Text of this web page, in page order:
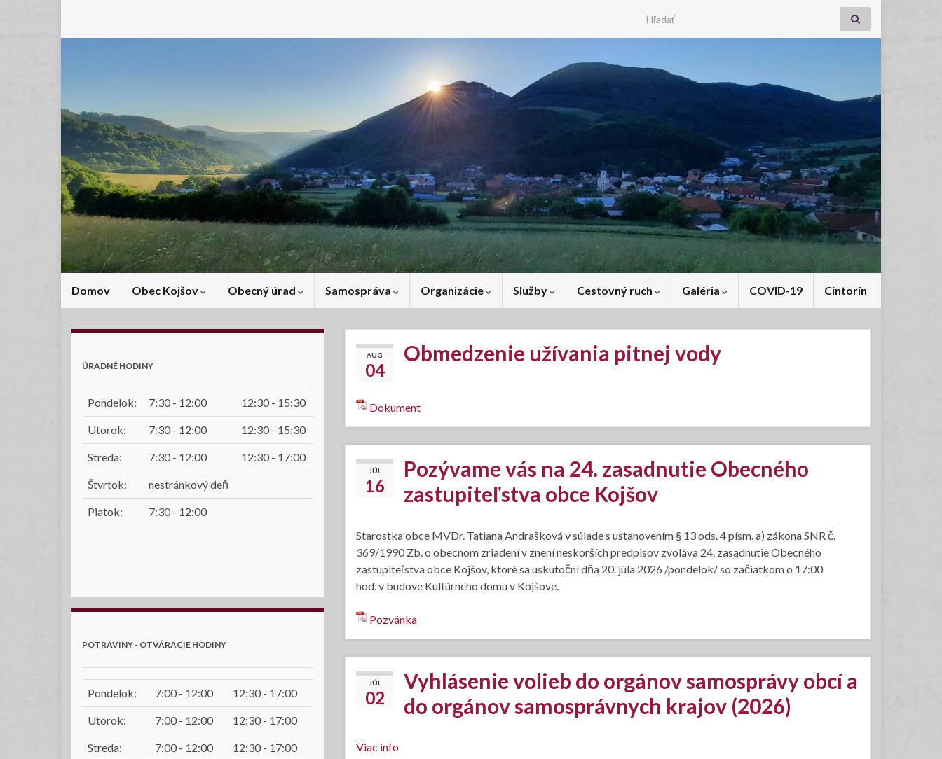
Search for:
Domov Obec Kojšov Obecný úrad Samospráva Organizácie Služby Cestovný ruch Galéria COVID-19 Cintorín
AUG
04
Obmedzenie užívania pitnej vody
Dokument
JÚL
16
Pozývame vás na 24. zasadnutie Obecného
zastupiteľstva obce Kojšov
Starostka obce MVDr. Tatiana Andrašková v súlade s ustanovením § 13 ods. 4 písm. a) zákona SNR č.
369/1990 Zb. o obecnom zriadení v znení neskorších predpisov zvoláva 24. zasadnutie Obecného
zastupiteľstva obce Kojšov, ktoré sa uskutoční dňa 20. júla 2026 /pondelok/ so začiatkom o 17:00
hod. v budove Kultúrneho domu v Kojšove.
Pozvánka
JÚL
02
Vyhlásenie volieb do orgánov samosprávy obcí a
do orgánov samosprávnych krajov (2026)
Viac info
ÚRADNÉ HODINY
Pondelok: 7:30 - 12:00 12:30 - 15:30
Utorok: 7:30 - 12:00 12:30 - 15:30
Streda: 7:30 - 12:00 12:30 - 17:00
Štvrtok: nestránkový deň
Piatok: 7:30 - 12:00
POTRAVINY - OTVÁRACIE HODINY
Pondelok: 7:00 - 12:00 12:30 - 17:00
Utorok: 7:00 - 12:00 12:30 - 17:00
Streda: 7:00 - 12:00 12:30 - 17:00